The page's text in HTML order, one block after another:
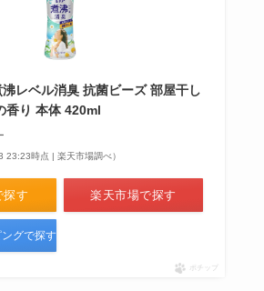
レベル消臭 抗菌ビーズ 部屋干し
香り 本体 420ml
23:23時点 | 楽天市場調べ）
探す 楽天市場で探す
グで探す
ポチップ